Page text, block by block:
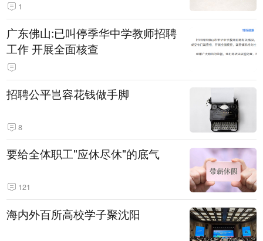
1
广东佛山:已叫停季华中学教师招聘
工作 开展全面核查
招聘公平岂容花钱做手脚
8
要给全体职工"应休尽休"的底气
121
海内外百所高校学子聚沈阳